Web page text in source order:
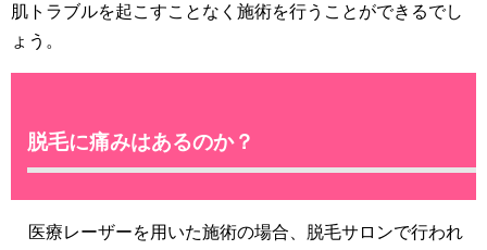
肌トラブルを起こすことなく施術を行うことができるでし
ょう。
脱毛に痛みはあるのか？
医療レーザーを用いた施術の場合、脱毛サロンで行われ